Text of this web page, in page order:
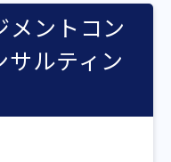
メントコン
ルティン